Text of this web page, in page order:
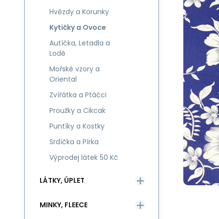
Hvězdy a Korunky
Kytičky a Ovoce
Autíčka, Letadla a
Lodě
Mořské vzory a
Oriental
Zvířátka a Ptáčci
Proužky a Cikcak
Puntíky a Kostky
Srdíčka a Pírka
Výprodej látek 50 Kč
LÁTKY, ÚPLET
MINKY, FLEECE